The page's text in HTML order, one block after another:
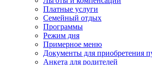
Платные услуги
Семейный отдых
Программы
Режим дня
Примерное меню
Документы для приобретения
Анкета для родителей